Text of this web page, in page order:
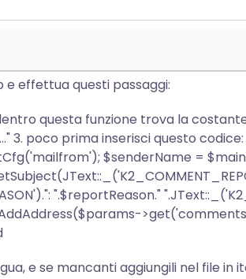
effettua questi passaggi:
questa funzione trova la
3. poco prima inserisci questo
$senderName =
".$reportReason."
e se mancanti aggiungili nel file in